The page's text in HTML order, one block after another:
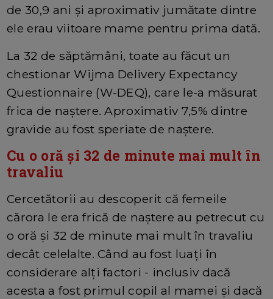
de 30,9 ani și aproximativ jumătate dintre
ele erau viitoare mame pentru prima dată.
La 32 de săptămâni, toate au făcut un
chestionar Wijma Delivery Expectancy
Questionnaire (W-DEQ), care le-a măsurat
frica de naștere. Aproximativ 7,5% dintre
gravide au fost speriate de naștere.
Cu o oră și 32 de minute mai mult în
travaliu
Cercetătorii au descoperit că femeile
cărora le era frică de naștere au petrecut cu
o oră și 32 de minute mai mult în travaliu
decât celelalte. Când au fost luați în
considerare alți factori - inclusiv dacă
acesta a fost primul copil al mamei și dacă